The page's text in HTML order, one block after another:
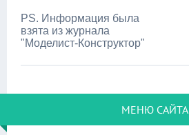
PS. Информация была
взята из журнала
"Моделист-Конструктор"
МЕНЮ САЙТА